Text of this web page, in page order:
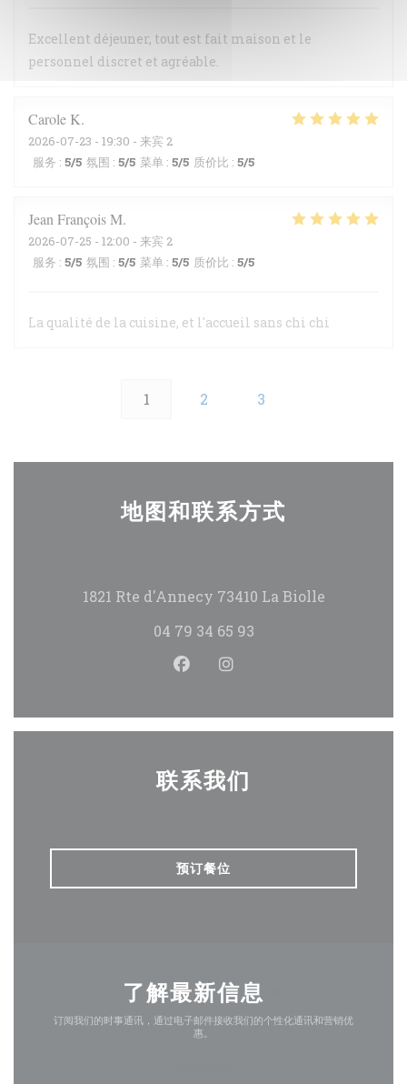
Excellent déjeuner, tout est fait maison et le
personnel discret et agréable.
Carole K
2026-07-23 - 19:30 - 来宾 2
服务 : 5/5 氛围 : 5/5 菜单 : 5/5 质价比 : 5/5
Jean FrançoisM
2026-07-25 - 12:00 - 来宾 2
服务 : 5/5 氛围 : 5/5 菜单 : 5/5 质价比 : 5/5
La qualité de la cuisine, et l'accueil sans chi chi
1 2 3
地图和联系方式
1821 Rte d'Annecy 73410 La Biolle((在新窗口
04 79 34 65 93
Facebook ((在新窗口中打开))
Instagram ((在新窗口
联系我们
预订餐位
了解最新信息
订阅我们的时事通讯，通过电子邮件接收我们的个性化通讯和营销优
惠。